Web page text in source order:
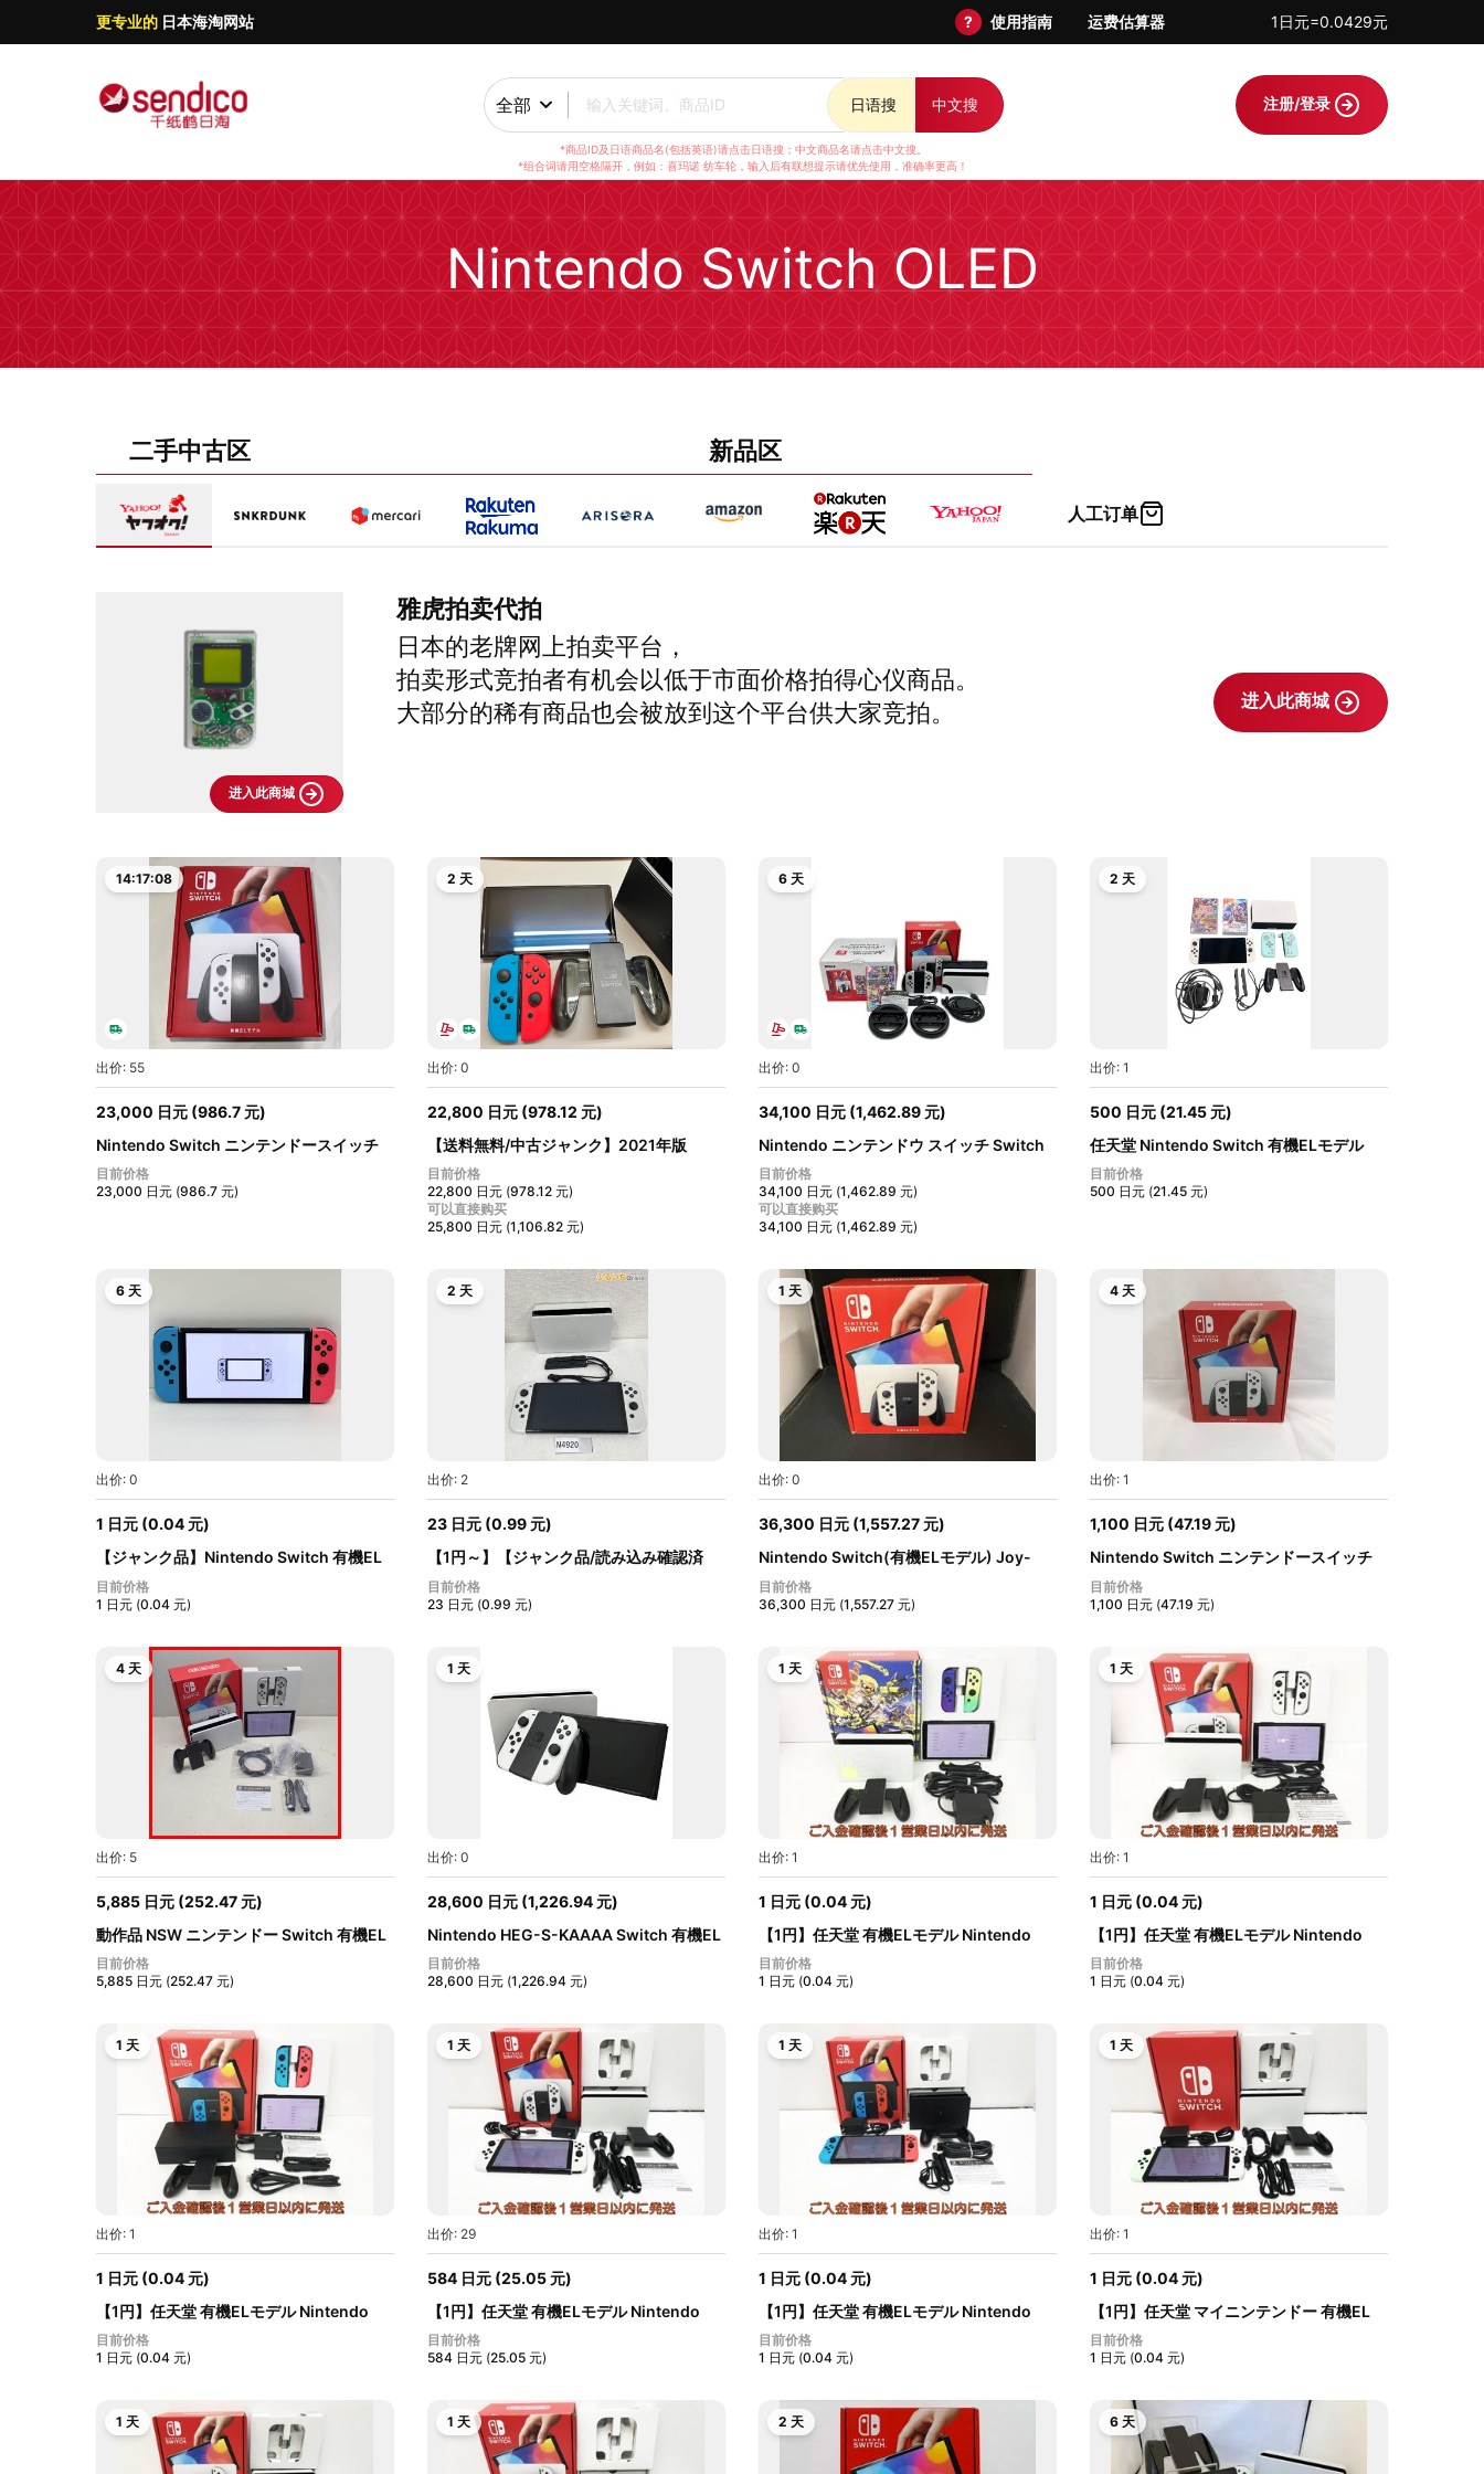
更专业的 日本海淘网站 ? 使用指南 运费估算器 1日元=0.0429元
全部 输入关键词、商品ID 日语搜 中文搜
*商品ID及日语商品名(包括英语)请点击日语搜；中文商品名请点击中文搜。
*组合词请用空格隔开，例如：喜玛诺 纺车轮，输入后有联想提示请优先使用，准确率更高！
注册/登录
Nintendo Switch OLED
二手中古区 新品区
人工订单
进入此商城
雅虎拍卖代拍
日本的老牌网上拍卖平台，
拍卖形式竞拍者有机会以低于市面价格拍得心仪商品。
大部分的稀有商品也会被放到这个平台供大家竞拍。
进入此商城
14:17:07
出价: 55
23,000 日元 (986.7 元)
Nintendo Switch ニンテンドースイッチ
本...
目前价格
23,000 日元 (986.7 元)
2 天
出价: 0
22,800 日元 (978.12 元)
【送料無料/中古ジャンク】2021年版
Ninten...
目前价格
22,800 日元 (978.12 元)
可以直接购买
25,800 日元 (1,106.82 元)
6 天
出价: 0
34,100 日元 (1,462.89 元)
Nintendo ニンテンドウ スイッチ Switch
有...
目前价格
34,100 日元 (1,462.89 元)
可以直接购买
34,100 日元 (1,462.89 元)
2 天
出价: 1
500 日元 (21.45 元)
任天堂 Nintendo Switch 有機ELモデル
HEG-...
目前价格
500 日元 (21.45 元)
6 天
出价: 0
1 日元 (0.04 元)
【ジャンク品】Nintendo Switch 有機EL
モデ...
目前价格
1 日元 (0.04 元)
2 天
出价: 2
23 日元 (0.99 元)
【1円～】【ジャンク品/読み込み確認済
み】...
目前价格
23 日元 (0.99 元)
1 天
出价: 0
36,300 日元 (1,557.27 元)
Nintendo Switch(有機ELモデル) Joy-
Con(L)...
目前价格
36,300 日元 (1,557.27 元)
4 天
出价: 1
1,100 日元 (47.19 元)
Nintendo Switch ニンテンドースイッチ
本...
目前价格
1,100 日元 (47.19 元)
4 天
出价: 5
5,885 日元 (252.47 元)
動作品 NSW ニンテンドー Switch 有機EL
モ...
目前价格
5,885 日元 (252.47 元)
1 天
出价: 0
28,600 日元 (1,226.94 元)
Nintendo HEG-S-KAAAA Switch 有機EL
モデル...
目前价格
28,600 日元 (1,226.94 元)
1 天
出价: 1
1 日元 (0.04 元)
【1円】任天堂 有機ELモデル Nintendo
Swit...
目前价格
1 日元 (0.04 元)
1 天
出价: 1
1 日元 (0.04 元)
【1円】任天堂 有機ELモデル Nintendo
Swit...
目前价格
1 日元 (0.04 元)
1 天
出价: 1
1 日元 (0.04 元)
【1円】任天堂 有機ELモデル Nintendo
Swit...
目前价格
1 日元 (0.04 元)
1 天
出价: 29
584 日元 (25.05 元)
【1円】任天堂 有機ELモデル Nintendo
Swit...
目前价格
584 日元 (25.05 元)
1 天
出价: 1
1 日元 (0.04 元)
【1円】任天堂 有機ELモデル Nintendo
Swit...
目前价格
1 日元 (0.04 元)
1 天
出价: 1
1 日元 (0.04 元)
【1円】任天堂 マイニンテンドー 有機EL
モ...
目前价格
1 日元 (0.04 元)
1 天 1 天 2 天 6 天